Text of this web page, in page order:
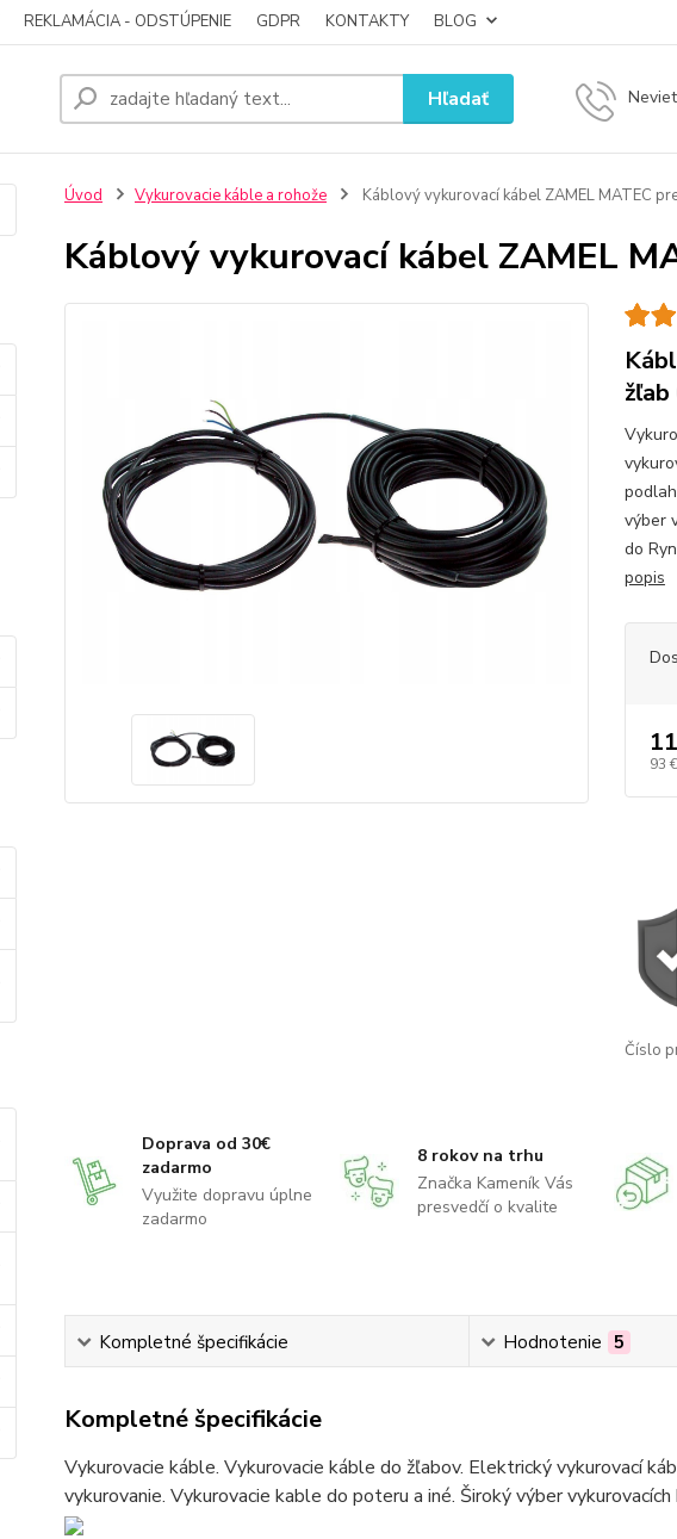
REKLAMÁCIA - ODSTÚPENIE GDPR KONTAKTY BLOG
Hľadať
Úvod Vykurovacie káble a rohože Káblový vykurovací kábel ZAMEL MATEC
Káblový vykurovací kábel ZAMEL
žľab
výber
do
popis
93 €
Číslo
Doprava od 30€
zadarmo
Využite dopravu úplne
zadarmo
8 rokov na trhu
Značka Kameník Vás
presvedčí o kvalite
Kompletné špecifikácie Hodnotenie 5
Kompletné špecifikácie
Vykurovacie káble. Vykurovacie káble do žľabov. Elektrický vykurovací
vykurovanie. Vykurovacie kable do poteru a iné. Široký výber